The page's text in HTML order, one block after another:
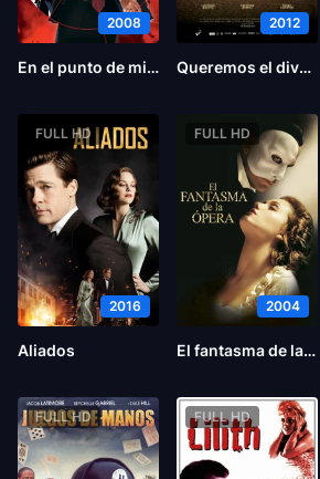
2008
En el punto de mira
2012
Queremos el divorcio
FULL HD
2016
Aliados
FULL HD
2004
El fantasma de la ópera
FULL HD FULL HD